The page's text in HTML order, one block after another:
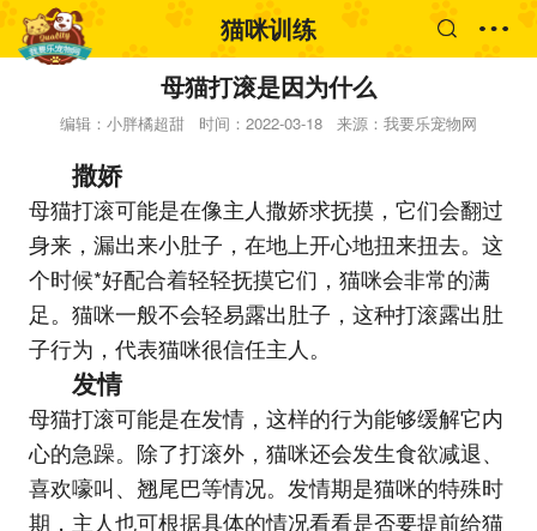
猫咪训练
母猫打滚是因为什么
编辑：小胖橘超甜 时间：2022-03-18 来源：我要乐宠物网
撒娇
母猫打滚可能是在像主人撒娇求抚摸，它们会翻过
身来，漏出来小肚子，在地上开心地扭来扭去。这
个时候*好配合着轻轻抚摸它们，猫咪会非常的满
足。猫咪一般不会轻易露出肚子，这种打滚露出肚
子行为，代表猫咪很信任主人。
发情
母猫打滚可能是在发情，这样的行为能够缓解它内
心的急躁。除了打滚外，猫咪还会发生食欲减退、
喜欢嚎叫、翘尾巴等情况。发情期是猫咪的特殊时
期，主人也可根据具体的情况看看是否要提前给猫